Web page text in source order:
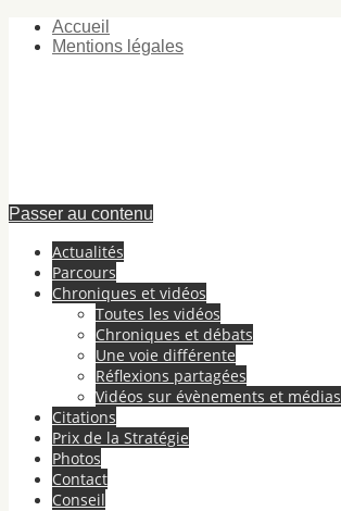
Accueil
Mentions légales
Passer au contenu
Actualités
Parcours
Chroniques et vidéos
Toutes les vidéos
Chroniques et débats
Une voie différente
Réflexions partagées
Vidéos sur évènements et médias
Citations
Prix de la Stratégie
Photos
Contact
Conseil